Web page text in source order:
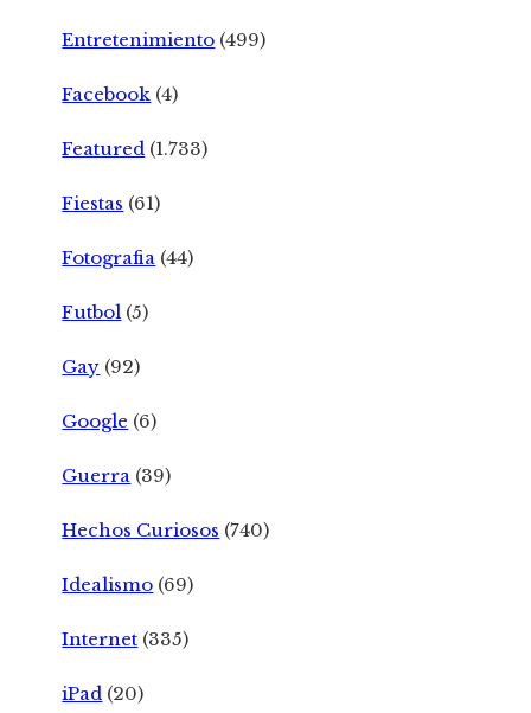
Entretenimiento (499)
Facebook (4)
Featured (1.733)
Fiestas (61)
Fotografia (44)
Futbol (5)
Gay (92)
Google (6)
Guerra (39)
Hechos Curiosos (740)
Idealismo (69)
Internet (335)
iPad (20)